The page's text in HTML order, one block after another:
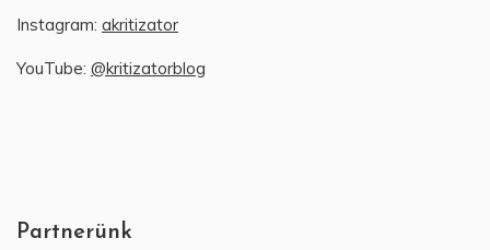
Instagram: akritizator
YouTube: @kritizatorblog
Partnerünk